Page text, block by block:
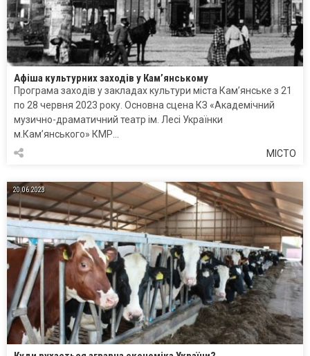
Афіша культурних заходів у Кам’янському
Програма заходів у закладах культури міста Кам’янське з 21
по 28 червня 2023 року. Основна сцена КЗ «Академічний
музично-драматичний театр ім. Лесі Українки
м.Кам’янського» КМР…
МІСТО
20.06.2023